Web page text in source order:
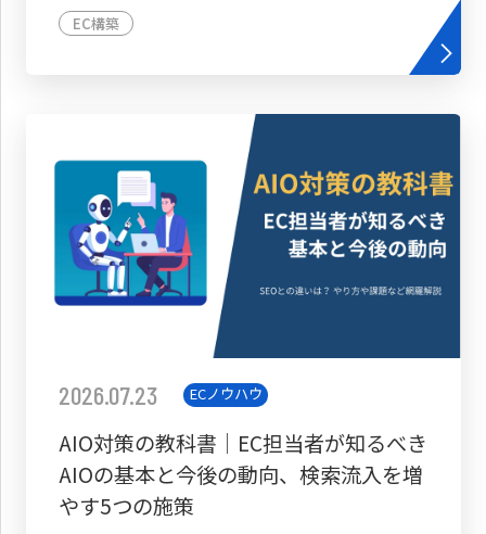
EC構築
2026.07.23 ECノウハウ
AIO対策の教科書│EC担当者が知るべき
AIOの基本と今後の動向、検索流入を増
やす5つの施策